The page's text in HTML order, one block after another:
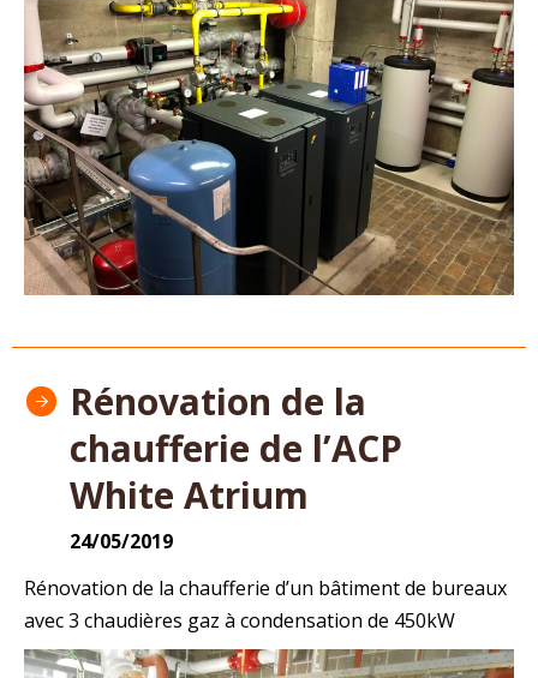
Rénovation de la
chaufferie de l’ACP
White Atrium
24/05/2019
Rénovation de la chaufferie d’un bâtiment de bureaux
avec 3 chaudières gaz à condensation de 450kW